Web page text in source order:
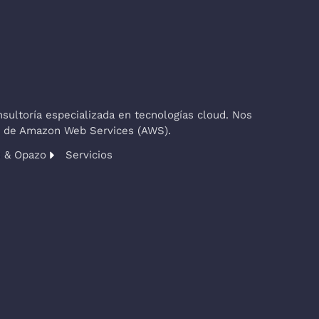
especializada en tecnologías cloud. Nos
Amazon Web Services (AWS).
Opazo Servicios